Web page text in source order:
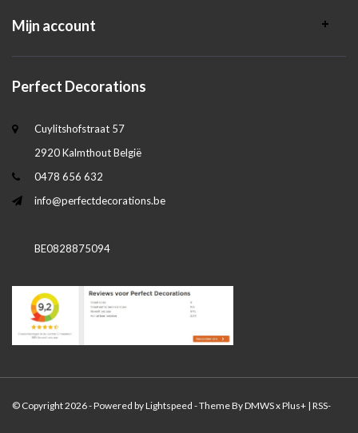
Mijn account
Perfect Decorations
Cuylitshofstraat 57
2920 Kalmthout België
0478 656 632
info@perfectdecorations.be
BE0828875094
© Copyright 2026 - Powered byLightspeed - Theme ByDMWSxPlus+ | RSS-